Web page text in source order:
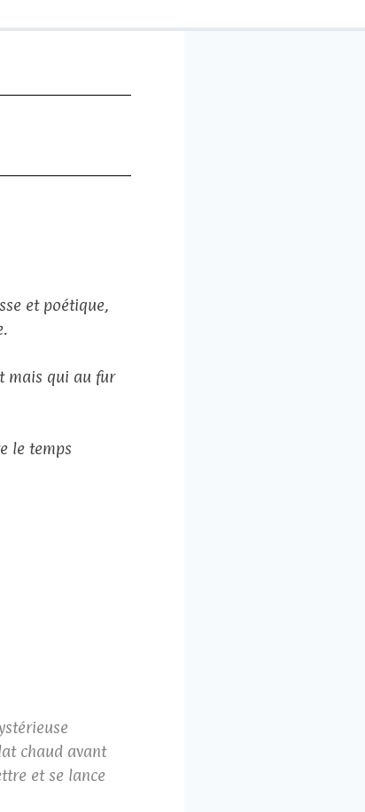
et poétique,
mais qui au fur
le temps
chaud avant
et se lance